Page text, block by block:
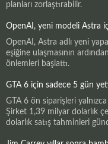
planları zorlaştırabilir.
OpenAI, yeni modeli Astra
OpenAI, Astra adlı yeni
eşiğine ulaşmasının
önlemleri başlattı.
GTA 6 için sadece 5 gün
GTA 6 ön siparişleri
Şirket 1,39 milyar dolarlık
dolarlık satış tahminleri